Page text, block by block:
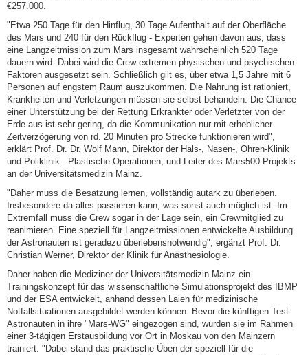
€257.000.
"Etwa 250 Tage für den Hinflug, 30 Tage Aufenthalt auf der Oberfläche
des Mars und 240 für den Rückflug - Experten gehen davon aus, dass
eine Langzeitmission zum Mars insgesamt wahrscheinlich 520 Tage
dauern wird. Dabei wird die Crew extremen physischen und psychischen
Faktoren ausgesetzt sein. Schließlich gilt es, über etwa 1,5 Jahre mit 6
Personen auf engstem Raum auszukommen. Die Nahrung ist rationiert,
Krankheiten und Verletzungen müssen sie selbst behandeln. Die Chance
einer Unterstützung bei der Rettung Erkrankter oder Verletzter von der
Erde aus ist sehr gering, da die Kommunikation nur mit erheblicher
Zeitverzögerung von rd. 20 Minuten pro Strecke funktionieren wird",
erklärt Prof. Dr. Dr. Wolf Mann, Direktor der Hals-, Nasen-, Ohren-Klinik
und Poliklinik - Plastische Operationen, und Leiter des Mars500-Projekts
an der Universitätsmedizin Mainz.
"Daher muss die Besatzung lernen, vollständig autark zu überleben.
Insbesondere da alles passieren kann, was sonst auch möglich ist. Im
Extremfall muss die Crew sogar in der Lage sein, ein Crewmitglied zu
reanimieren. Eine speziell für Langzeitmissionen entwickelte Ausbildung
der Astronauten ist geradezu überlebensnotwendig", ergänzt Prof. Dr.
Christian Werner, Direktor der Klinik für Anästhesiologie.
Daher haben die Mediziner der Universitätsmedizin Mainz ein
Trainingskonzept für das wissenschaftliche Simulationsprojekt des IBMP
und der ESA entwickelt, anhand dessen Laien für medizinische
Notfallsituationen ausgebildet werden können. Bevor die künftigen Test-
Astronauten in ihre "Mars-WG" eingezogen sind, wurden sie im Rahmen
einer 3-tägigen Erstausbildung vor Ort in Moskau von den Mainzern
trainiert. "Dabei stand das praktische Üben der speziell für die